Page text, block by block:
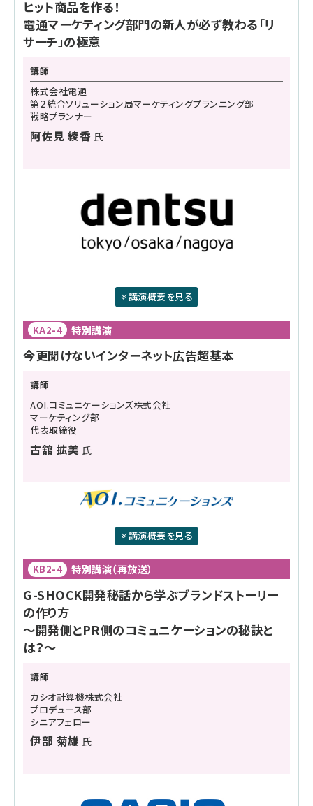
ヒット商品を作る！
電通マーケティング部門の新人が必ず教わる「リ
サーチ」の極意
講師
株式会社電通
第２統合ソリューション局マーケティングプランニング部
戦略プランナー
阿佐見 綾香 氏
講演概要を見る
KA2-4 特別講演
今更聞けないインターネット広告超基本
講師
AOI.コミュニケーションズ株式会社
マーケティング部
代表取締役
古舘 拡美 氏
講演概要を見る
KB2-4 特別講演（再放送）
G-SHOCK開発秘話から学ぶブランドストーリー
の作り方
～開発側とPR側のコミュニケーションの秘訣と
は？～
講師
カシオ計算機株式会社
プロデュース部
シニアフェロー
伊部 菊雄 氏